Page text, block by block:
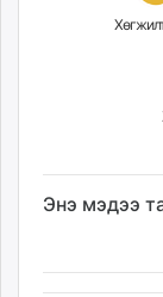
Энэ мэдээ